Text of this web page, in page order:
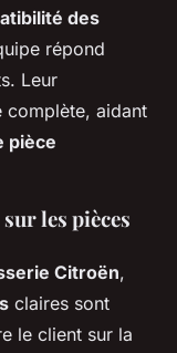
des
répond
Leur
complète, aidant
pièce
les pièces
Citroën,
claires sont
le client sur la